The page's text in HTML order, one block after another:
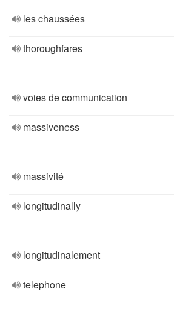
les chaussées
thoroughfares
voies de communication
massiveness
massivité
longitudinally
longitudinalement
telephone